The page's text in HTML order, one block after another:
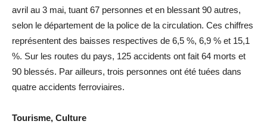
avril au 3 mai, tuant 67 personnes et en blessant 90 autres,
selon le département de la police de la circulation. Ces chiffres
représentent des baisses respectives de 6,5 %, 6,9 % et 15,1
%. Sur les routes du pays, 125 accidents ont fait 64 morts et
90 blessés. Par ailleurs, trois personnes ont été tuées dans
quatre accidents ferroviaires.
Tourisme, Culture